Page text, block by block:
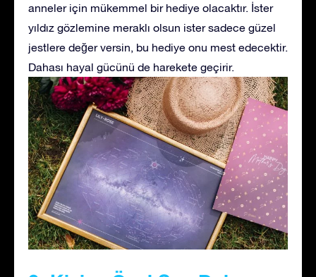
anneler için mükemmel bir hediye olacaktır. İster
yıldız gözlemine meraklı olsun ister sadece güzel
jestlere değer versin, bu hediye onu mest edecektir.
Dahası hayal gücünü de harekete geçirir.